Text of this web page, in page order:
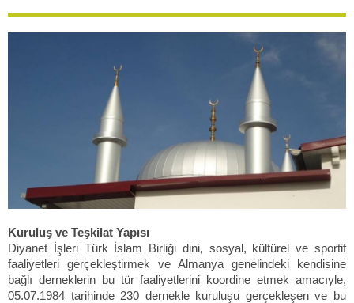
Kuruluş ve Teşkilat Yapısı
Diyanet İşleri Türk İslam Birliği dini, sosyal, kültürel ve sportif
faaliyetleri gerçekleştirmek ve Almanya genelindeki kendisine
bağlı derneklerin bu tür faaliyetlerini koordine etmek amacıyle,
05.07.1984 tarihinde 230 dernekle kuruluşu gerçekleşen ve bu